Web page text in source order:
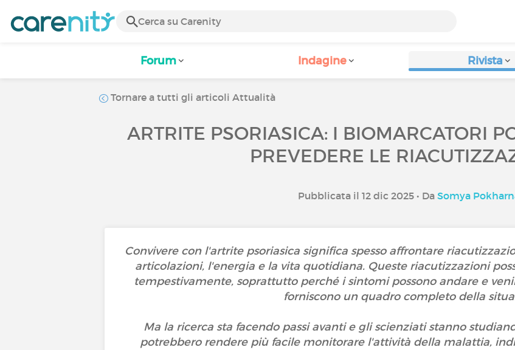
Forum Indagine Rivista
Tornare a tutti gli articoli Attualità
ARTRITE PSORIASICA: I BIOMARCATORI
PREVEDERE LE
Pubblicata il 12 dic 2025 • Da Somya
Convivere con l'artrite psoriasica significa spesso affrontare
articolazioni, l'energia e la vita quotidiana. Queste riacutizzazioni
tempestivamente, soprattutto perché i sintomi possono andare e
forniscono un quadro completo della
Ma la ricerca sta facendo passi avanti e gli scienziati stanno
potrebbero rendere più facile monitorare l'attività della malattia,